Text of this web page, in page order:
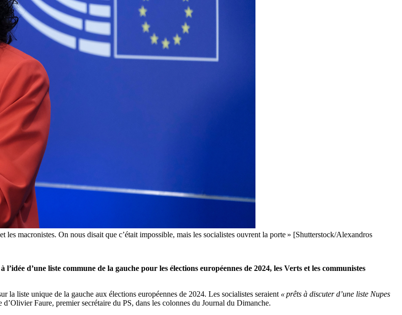
macronistes. On nous disait que c’était impossible, mais les socialistes ouvrent la porte » [Shutterstock/Alexandros
d’une liste commune de la gauche pour les élections européennes de 2024, les Verts et les communistes
la liste unique de la gauche aux élections européennes de 2024. Les socialistes seraient « prêts à discuter d’une liste Nupes
d’Olivier Faure, premier secrétaire du PS, dans les colonnes du Journal du Dimanche.